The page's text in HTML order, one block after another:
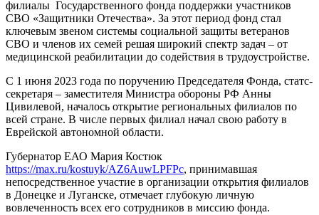
филиалы Государственного фонда поддержки участников
СВО «Защитники Отечества». За этот период фонд стал
ключевым звеном системы социальной защиты ветеранов
СВО и членов их семей решая широкий спектр задач – от
медицинской реабилитации до содействия в трудоустройстве.
С 1 июня 2023 года по поручению Председателя Фонда, статс-
секретаря – заместителя Министра обороны РФ Анны
Цивилевой, началось открытие региональных филиалов по
всей стране. В числе первых филиал начал свою работу в
Еврейской автономной области.
Губернатор ЕАО Мария Костюк
https://max.ru/kostuyk/AZ6AuwLPFPc, принимавшая
непосредственное участие в организации открытия филиалов
в Донецке и Луганске, отмечает глубокую личную
вовлеченность всех его сотрудников в миссию фонда.